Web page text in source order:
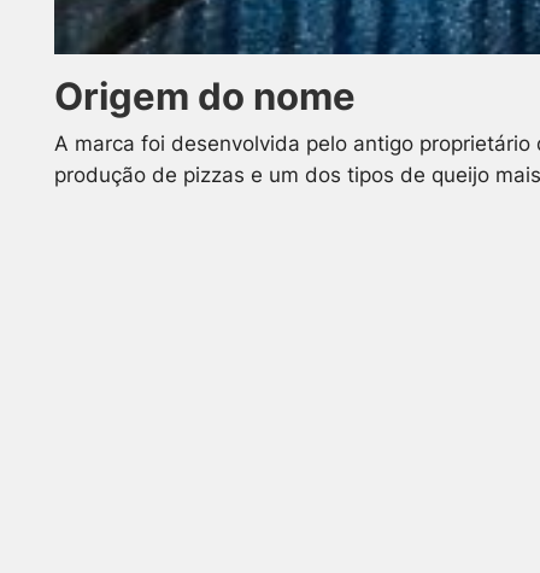
Origem do nome
A marca foi desenvolvida pelo antigo
produção de pizzas e um dos tipos de queijo